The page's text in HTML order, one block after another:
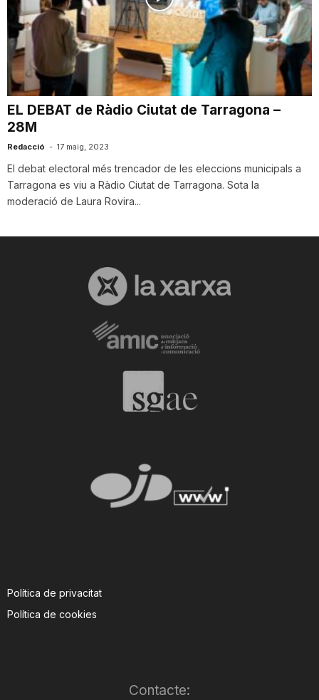
EL DEBAT de Ràdio Ciutat de Tarragona –
28M
Redacció - 17 maig, 2023
El debat electoral més trencador de les eleccions municipals a
Tarragona es viu a Ràdio Ciutat de Tarragona. Sota la
moderació de Laura Rovira...
Política de privacitat
Política de cookies
Contacte: